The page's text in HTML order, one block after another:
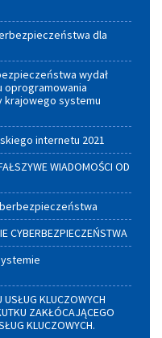
dla
wydał
oprogramowania
krajowego systemu
internetu 2021
WIADOMOŚCI OD
CYBERBEZPIECZEŃSTWA
KLUCZOWYCH
ZAKŁÓCAJĄCEGO
KLUCZOWYCH.